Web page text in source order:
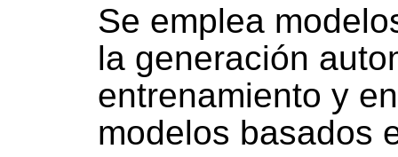
Se emplea
la generación
entrenamiento y
modelos basados